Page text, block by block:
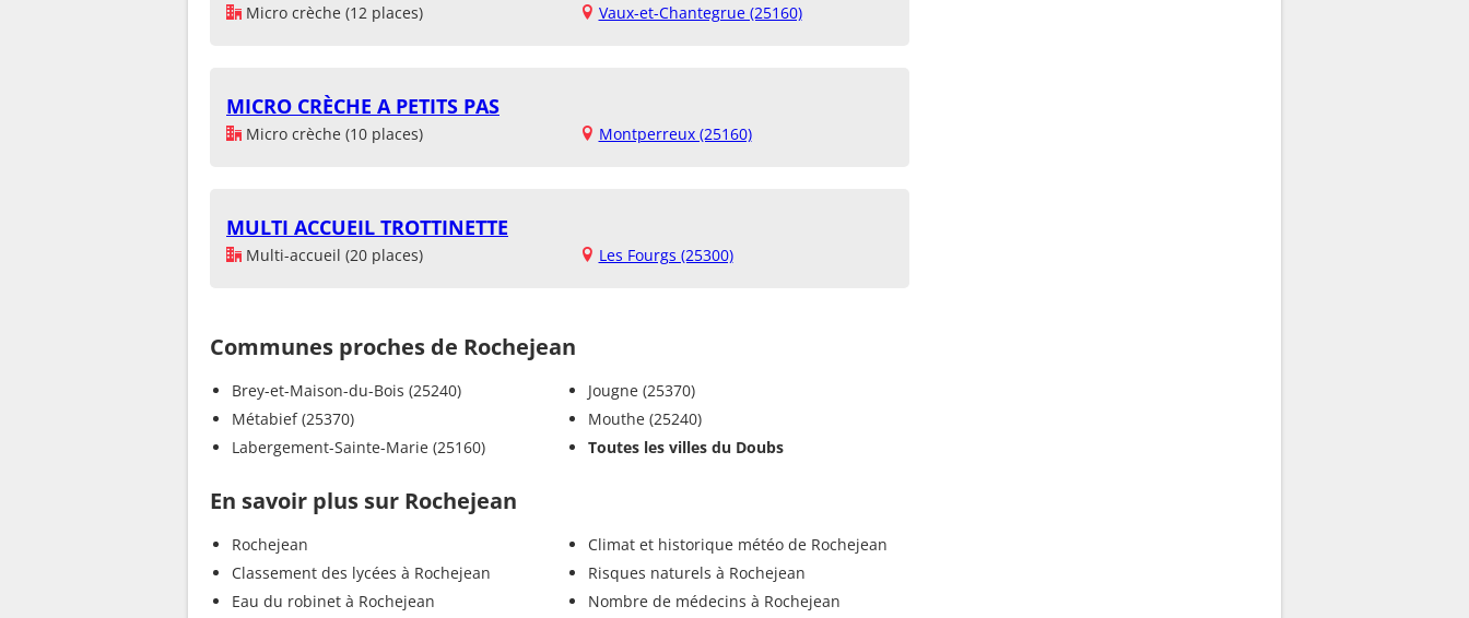
Micro crèche (12 places) Vaux-et-Chantegrue (25160)
MICRO CRÈCHE A PETITS PAS
Micro crèche (10 places) Montperreux (25160)
MULTI ACCUEIL TROTTINETTE
Multi-accueil (20 places) Les Fourgs (25300)
Communes proches de Rochejean
Brey-et-Maison-du-Bois (25240)
Métabief (25370)
Labergement-Sainte-Marie (25160)
Jougne (25370)
Mouthe (25240)
Toutes les villes du Doubs
En savoir plus sur Rochejean
Rochejean
Classement des lycées à Rochejean
Eau du robinet à Rochejean
Climat et historique météo de Rochejean
Risques naturels à Rochejean
Nombre de médecins à Rochejean